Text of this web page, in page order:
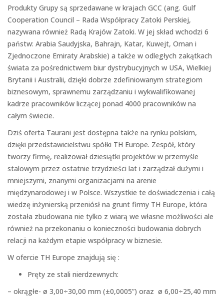
Produkty Grupy są sprzedawane w krajach GCC (ang. Gulf
Cooperation Council – Rada Współpracy Zatoki Perskiej,
nazywana również Radą Krajów Zatoki. W jej skład wchodzi 6
państw: Arabia Saudyjska, Bahrajn, Katar, Kuwejt, Oman i
Zjednoczone Emiraty Arabskie) a także w odległych zakątkach
świata za pośrednictwem biur dystrybucyjnych w USA, Wielkiej
Brytanii i Australii, dzięki dobrze zdefiniowanym strategiom
biznesowym, sprawnemu zarządzaniu i wykwalifikowanej
kadrze pracowników liczącej ponad 4000 pracowników na
całym świecie.
Dziś oferta Taurani jest dostępna także na rynku polskim,
dzięki przedstawicielstwu spółki TH Europe. Zespół, który
tworzy firmę, realizował dziesiątki projektów w przemyśle
stalowym przez ostatnie trzydzieści lat i zarządzał dużymi i
mniejszymi, znanymi organizacjami na arenie
międzynarodowej i w Polsce. Wszystkie te doświadczenia i całą
wiedzę inżynierską przeniósł na grunt firmy TH Europe, która
została zbudowana nie tylko z wiarą we własne możliwości ale
również na przekonaniu o konieczności budowania dobrych
relacji na każdym etapie współpracy w biznesie.
W ofercie TH Europe znajdują się :
Pręty ze stali nierdzewnych:
– okrągłe- ø 3,00÷30,00 mm (±0,0005”) oraz ø 6,00÷25,40 mm